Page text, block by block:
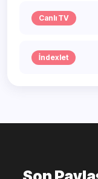
Canlı TV
İndexlet